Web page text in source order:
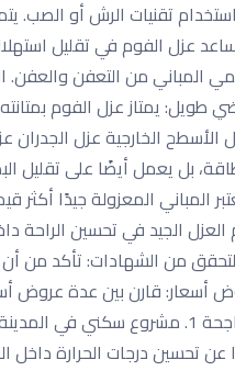
تقنيات الرش أو الصب.
عزل الفوم في تقليل
المباني من التعفن
يمتاز عزل الفوم
الخارجية عزل الجدران
بل يعمل أيضًا على تقليل
تساهم في حماية البيئة. 2. تعزيز قيمة
للمشترين المحتملين. 3. الراحة الداخلية
من الشهادات: تأكد من
أسعار: قارن بين عدة
الضمانات: تأكد من أن الشركة تقدم ضمانات على